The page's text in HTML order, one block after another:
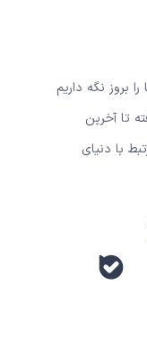
بروز نگه داریم
تا آخرین
با دنیای